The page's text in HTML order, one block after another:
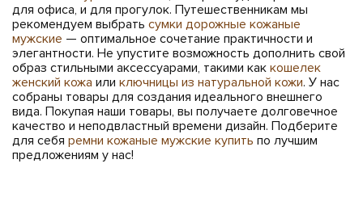
для офиса, и для прогулок. Путешественникам мы
рекомендуем выбрать сумки дорожные кожаные
мужские — оптимальное сочетание практичности и
элегантности. Не упустите возможность дополнить свой
образ стильными аксессуарами, такими как кошелек
женский кожа или ключницы из натуральной кожи. У нас
собраны товары для создания идеального внешнего
вида. Покупая наши товары, вы получаете долговечное
качество и неподвластный времени дизайн. Подберите
для себя ремни кожаные мужские купить по лучшим
предложениям у нас!